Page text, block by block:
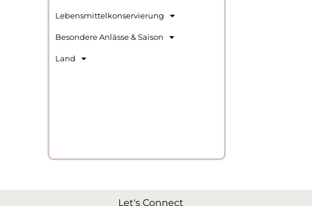
Lebensmittelkonservierung
Besondere Anlässe & Saison
Land
Let's Connect